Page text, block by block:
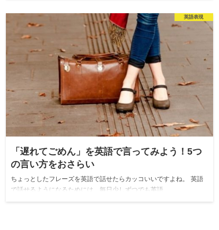
英語表現
「遅れてごめん」を英語で言ってみよう！5つ
の言い方をおさらい
ちょっとしたフレーズを英語で話せたらカッコいいですよね。 英語
で話せるようになるためには、毎日少しずつでも英語…